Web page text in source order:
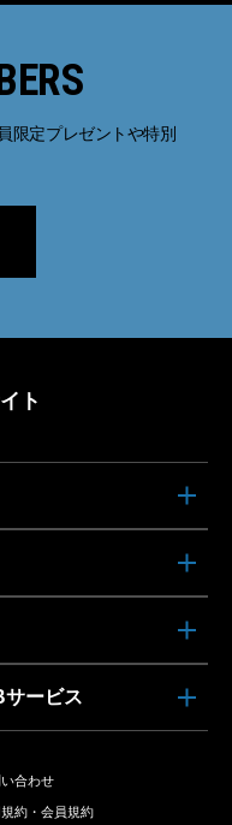
限定プレゼントや特別
ト
ービス
合わせ
約・会員規約